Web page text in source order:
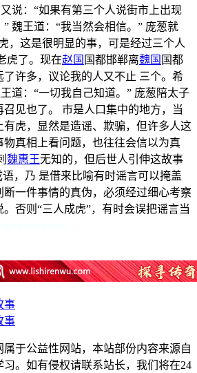
说：“如果有第三个人说街市上出现
魏王道：“我当然会相信。” 庞葱就
，这是很明显的事，可是经过三个人
虎了。现在赵国 国都邯郸离魏国 国都
许多，议论我的人又不止 三个。希
道：“一切我自己知道。” 庞葱陪太子
见也了。 市是人口集中的地方，当
虎，显然是造谣、欺骗，但许多人这
真相上看问题，也往往会信以为真
魏惠王无知的，但后世人引伸这故事
语，乃 是借来比喻有时谣言可以掩盖
断一件事情的真伪，必须经过细心考察
否则“三人成虎”，有时会误把谣言当
事
事
于公益性网站，本站部份内容来源自
习。如有侵权请联系站长，我们将在24